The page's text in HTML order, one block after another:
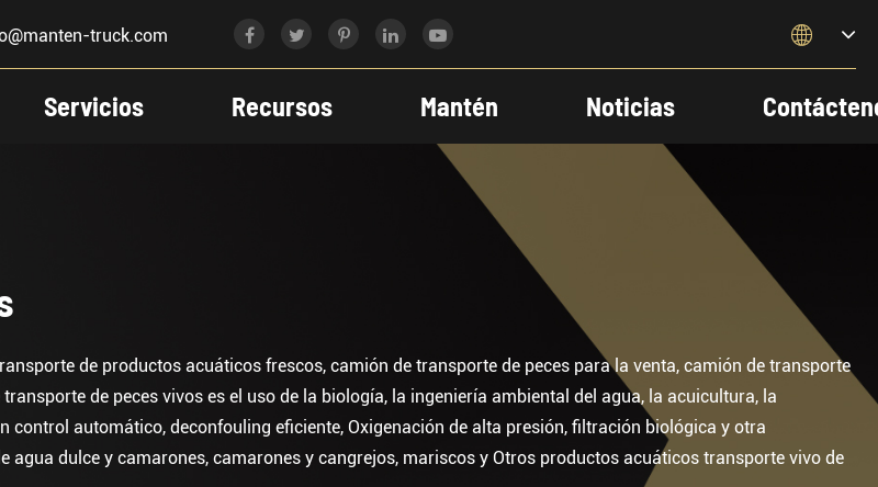
truck.com 
Servicios Recursos Mantén Noticias
de productos acuáticos frescos, camión de transporte de peces para la venta, camión de transporte
de peces vivos es el uso de la biología, la ingeniería ambiental del agua, la acuicultura, la
automático, deconfouling eficiente, Oxigenación de alta presión, filtración biológica y otra
dulce y camarones, camarones y cangrejos, mariscos y Otros productos acuáticos transporte vivo de